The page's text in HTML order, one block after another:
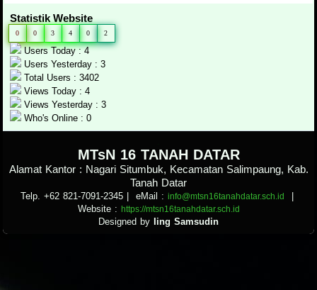
Statistik Website
0 0 3 4 0 2
Users Today : 4
Users Yesterday : 3
Total Users : 3402
Views Today : 4
Views Yesterday : 3
Who's Online : 0
MTsN 16 TANAH DATAR
Alamat Kantor : Nagari Situmbuk, Kecamatan Salimpaung, Kab.
Tanah Datar
Telp. +62 821-7091-2345| eMail : info@mtsn16tanahdatar.sch.id
Website : https://mtsn16tanahdatar.sch.id
Designed by Iing Samsudin